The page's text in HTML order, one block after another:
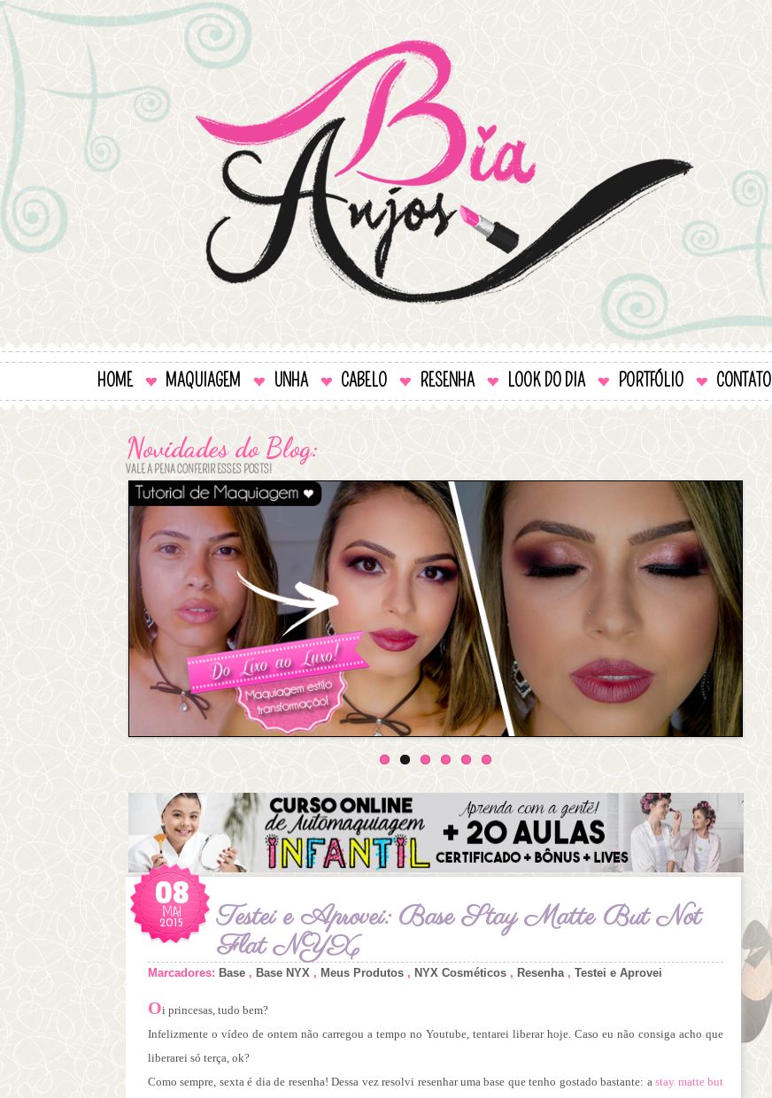
HOME MAQUIAGEM UNHA CABELO RESENHA LOOK DO DIA PORTFÓLIO CONTATO
Novidades do Blog:
VALE A PENA CONFERIR ESSES POSTS!
08
MAI
2015
Testei e Aprovei: Base Stay Matte But Not
Flat NYX
Marcadores: Base , Base NYX , Meus Produtos , NYX Cosméticos , Resenha, Testei e Aprovei
Oi princesas, tudo bem?
Infelizmente o vídeo de ontem não carregou a tempo no Youtube, tentarei liberar hoje. Caso eu não consiga acho que
liberarei só terça, ok?
Como sempre, sexta é dia de resenha! Dessa vez resolvi resenhar uma base que tenho gostado bastante: astay matte but